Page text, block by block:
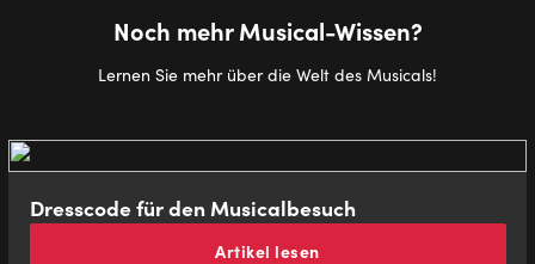
Noch mehr Musical-Wissen?
Lernen Sie mehr über die Welt des Musicals!
Dresscode für den Musicalbesuch
Artikel lesen